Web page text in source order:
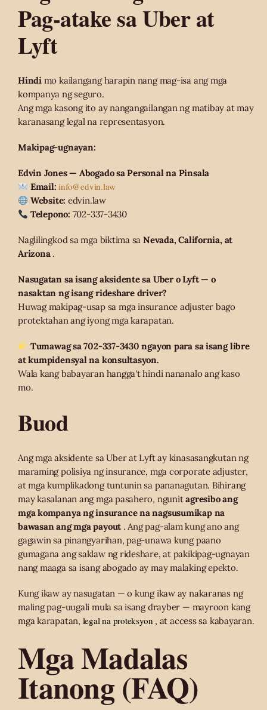
Pag-atake sa Uber at
Lyft
Hindimo kailangang harapin nang mag-isa ang mga
kompanya ng seguro.
Ang mga kasong ito ay nangangailangan ng matibay at may
karanasang legal na representasyon.
Makipag-ugnayan:
Edvin Jones — Abogado sa Personal na Pinsala
Email: info@edvin.law
Website: edvin.law
Telepono: 702-337-3430
Naglilingkod sa mga biktima saNevada, California, at
Arizona.
Nasugatan sa isang aksidente sa Uber o Lyft — o
nasaktan ng isang rideshare driver?
Huwag makipag-usap sa mga insurance adjuster bago
protektahan ang iyong mga karapatan.
Tumawag sa 702-337-3430 ngayon para sa isang libre
at kumpidensyal na konsultasyon.
Wala kang babayaran hangga't hindi nananalo ang kaso
mo.
Buod
Ang mga aksidente sa Uber at Lyft ay kinasasangkutan ng
maraming polisiya ng insurance, mga corporate adjuster,
at mga kumplikadong tuntunin sa pananagutan. Bihirang
may kasalanan ang mga pasahero, ngunitagresibo ang
mga kompanya ng insurance na nagsusumikap na
bawasan ang mga payout. Ang pag-alam kung ano ang
gagawin sa pinangyarihan, pag-unawa kung paano
gumagana ang saklaw ng rideshare, at pakikipag-ugnayan
nang maaga sa isang abogado ay may malaking epekto.
Kung ikaw ay nasugatan — o kung ikaw ay nakaranas ng
maling pag-uugali mula sa isang drayber — mayroon kang
mga karapatan, legal na proteksyon , at access sa kabayaran.
Mga Madalas
Itanong (FAQ)